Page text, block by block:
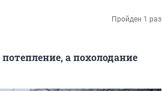
Пройден 1 раз
а похолодание